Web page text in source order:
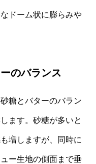
ドーム状に膨らみや
のバランス
糖とバターのバラン
ます。砂糖が多いと
増しますが、同時に
ー生地の側面まで垂